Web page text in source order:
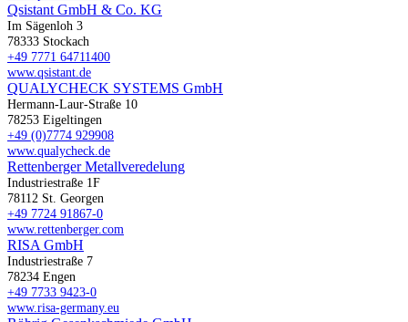
Qsistant GmbH & Co. KG
Im Sägenloh 3
78333 Stockach
+49 7771 64711400
www.qsistant.de
QUALYCHECK SYSTEMS GmbH
Hermann-Laur-Straße 10
78253 Eigeltingen
+49 (0)7774 929908
www.qualycheck.de
Rettenberger Metallveredelung
Industriestraße 1F
78112 St. Georgen
+49 7724 91867-0
www.rettenberger.com
RISA GmbH
Industriestraße 7
78234 Engen
+49 7733 9423-0
www.risa-germany.eu